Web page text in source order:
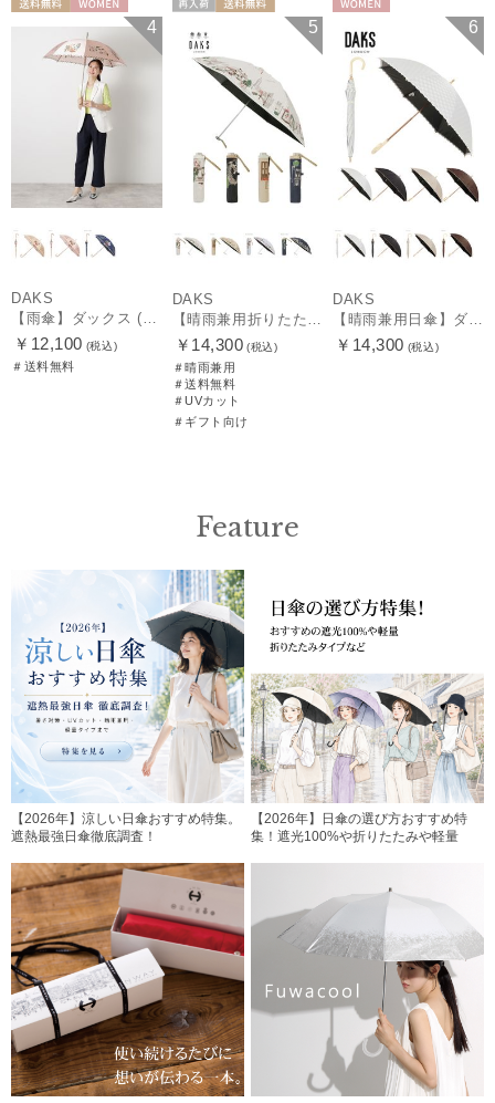
4
DAKS
￥12,100 (税込)
＃送料無料
ギフト向け
5
DAKS
￥14,300 (税込)
＃晴雨兼用
＃送料無料
＃UVカット
＃ギフト向け
6
DAKS
￥14,300 (税込)
Feature
【2026年】涼しい日傘おすすめ特集。
遮熱最強日傘徹底調査！
【2026年】日傘の選び方おすすめ特
集！遮光100%や折りたたみや軽量